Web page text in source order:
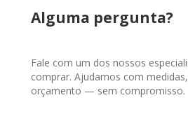
Alguma pergunta?
Fale com um dos nossos
comprar. Ajudamos com
orçamento — sem compromisso.